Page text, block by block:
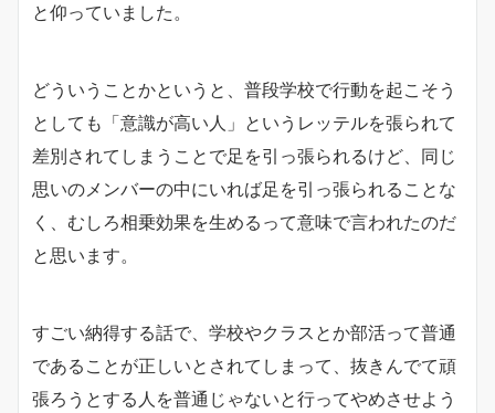
と仰っていました。
どういうことかというと、普段学校で行動を起こそう
としても「意識が高い人」というレッテルを張られて
差別されてしまうことで足を引っ張られるけど、同じ
思いのメンバーの中にいれば足を引っ張られることな
く、むしろ相乗効果を生めるって意味で言われたのだ
と思います。
すごい納得する話で、学校やクラスとか部活って普通
であることが正しいとされてしまって、抜きんでて頑
張ろうとする人を普通じゃないと行ってやめさせよう